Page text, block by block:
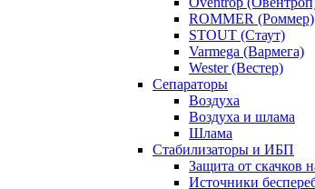
ROMMER (Роммер)
STOUT (Стаут)
Varmega (Вармега)
Wester (Вестер)
Сепараторы
Воздуха
Воздуха и шлама
Шлама
Стабилизаторы и ИБП
Защита от скачков
Источники